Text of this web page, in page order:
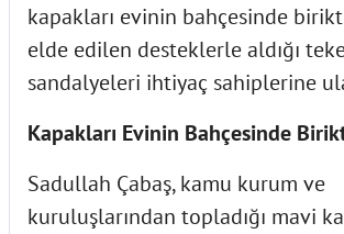
kapakları evinin bahçesinde
elde edilen desteklerle aldığı
sandalyeleri ihtiyaç sahiplerine
Kapakları Evinin Bahçesinde
Sadullah Çabaş, kamu kurum ve
kuruluşlarından topladığı mavi